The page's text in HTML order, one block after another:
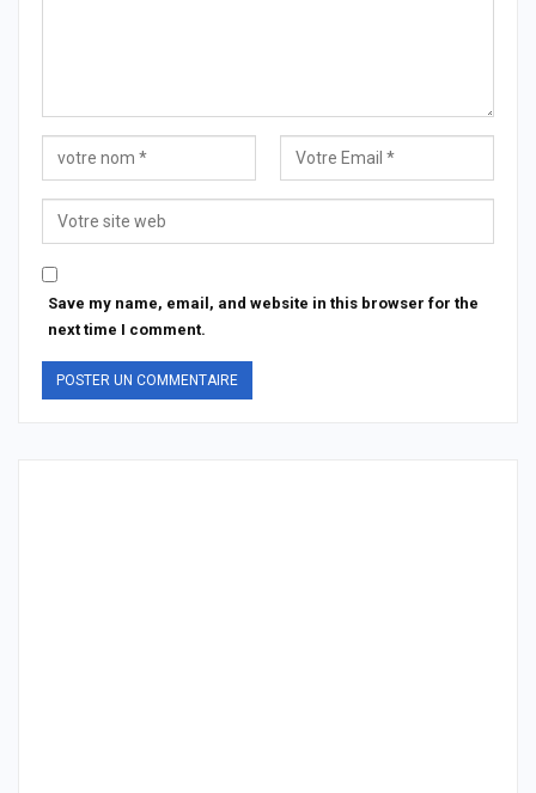
Save my name, email, and website in this browser for the
next time I comment.